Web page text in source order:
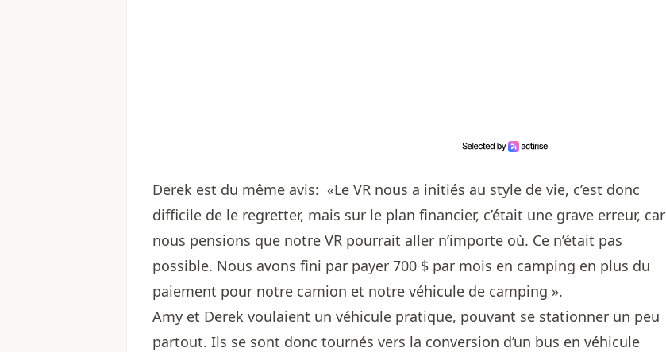
Derek est du même avis: «Le VR nous a initiés au style de vie, c’est donc
difficile de le regretter, mais sur le plan financier, c’était une grave erreur, car
nous pensions que notre VR pourrait aller n’importe où. Ce n’était pas
possible. Nous avons fini par payer 700 $ par mois en camping en plus du
paiement pour notre camion et notre véhicule de camping ».
Amy et Derek voulaient un véhicule pratique, pouvant se stationner un peu
partout. Ils se sont donc tournés vers la conversion d’un bus en véhicule